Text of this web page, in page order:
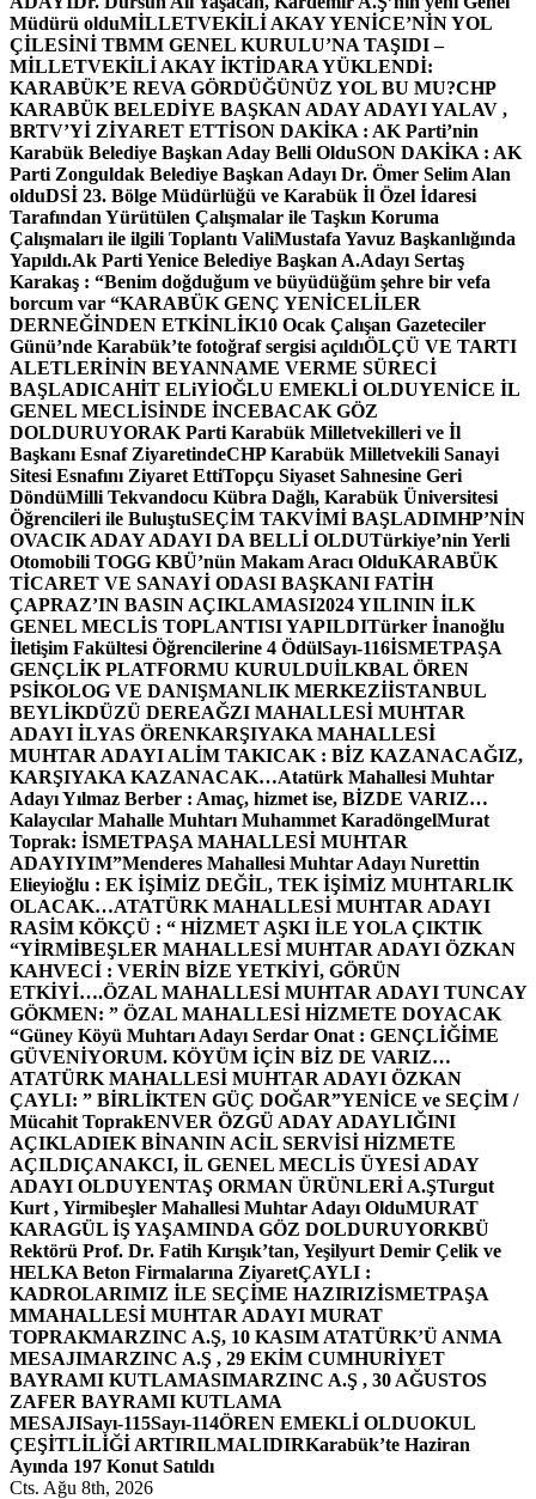
Müdürü olduMİLLETVEKİLİ AKAY YENİCE’NİN YOL
ÇİLESİNİ TBMM GENEL KURULU’NA TAŞIDI –
MİLLETVEKİLİ AKAY İKTİDARA YÜKLENDİ:
KARABÜK’E REVA GÖRDÜĞÜNÜZ YOL BU MU?CHP
KARABÜK BELEDİYE BAŞKAN ADAY ADAYI YALAV ,
BRTV’Yİ ZİYARET ETTİSON DAKİKA : AK Parti’nin
Karabük Belediye Başkan Aday Belli OlduSON DAKİKA : AK
Parti Zonguldak Belediye Başkan Adayı Dr. Ömer Selim Alan
olduDSİ 23. Bölge Müdürlüğü ve Karabük İl Özel İdaresi
Tarafından Yürütülen Çalışmalar ile Taşkın Koruma
Çalışmaları ile ilgili Toplantı ValiMustafa Yavuz Başkanlığında
Yapıldı.Ak Parti Yenice Belediye Başkan A.Adayı Sertaş
Karakaş : “Benim doğduğum ve büyüdüğüm şehre bir vefa
borcum var “KARABÜK GENÇ YENİCELİLER
DERNEĞİNDEN ETKİNLİK10 Ocak Çalışan Gazeteciler
Günü’nde Karabük’te fotoğraf sergisi açıldıÖLÇÜ VE TARTI
ALETLERİNİN BEYANNAME VERME SÜRECİ
BAŞLADICAHİT ELiYİOĞLU EMEKLİ OLDUYENİCE İL
GENEL MECLİSİNDE İNCEBACAK GÖZ
DOLDURUYORAK Parti Karabük Milletvekilleri ve İl
Başkanı Esnaf ZiyaretindeCHP Karabük Milletvekili Sanayi
Sitesi Esnafını Ziyaret EttiTopçu Siyaset Sahnesine Geri
DöndüMilli Tekvandocu Kübra Dağlı, Karabük Üniversitesi
Öğrencileri ile BuluştuSEÇİM TAKVİMİ BAŞLADIMHP’NİN
OVACIK ADAY ADAYI DA BELLİ OLDUTürkiye’nin Yerli
Otomobili TOGG KBÜ’nün Makam Aracı OlduKARABÜK
TİCARET VE SANAYİ ODASI BAŞKANI FATİH
ÇAPRAZ’IN BASIN AÇIKLAMASI2024 YILININ İLK
GENEL MECLİS TOPLANTISI YAPILDITürker İnanoğlu
İletişim Fakültesi Öğrencilerine 4 ÖdülSayı-116İSMETPAŞA
GENÇLİK PLATFORMU KURULDUİLKBAL ÖREN
PSİKOLOG VE DANIŞMANLIK MERKEZİİSTANBUL
BEYLİKDÜZÜ DEREAĞZI MAHALLESİ MUHTAR
ADAYI İLYAS ÖRENKARŞIYAKA MAHALLESİ
MUHTAR ADAYI ALİM TAKICAK : BİZ KAZANACAĞIZ,
KARŞIYAKA KAZANACAK…Atatürk Mahallesi Muhtar
Adayı Yılmaz Berber : Amaç, hizmet ise, BİZDE VARIZ…
Kalaycılar Mahalle Muhtarı Muhammet KaradöngelMurat
Toprak: İSMETPAŞA MAHALLESİ MUHTAR
ADAYIYIM”Menderes Mahallesi Muhtar Adayı Nurettin
Elieyioğlu : EK İŞİMİZ DEĞİL, TEK İŞİMİZ MUHTARLIK
OLACAK…ATATÜRK MAHALLESİ MUHTAR ADAYI
RASİM KÖKÇÜ : “ HİZMET AŞKI İLE YOLA ÇIKTIK
“YİRMİBEŞLER MAHALLESİ MUHTAR ADAYI ÖZKAN
KAHVECİ : VERİN BİZE YETKİYİ, GÖRÜN
ETKİYİ….ÖZAL MAHALLESİ MUHTAR ADAYI TUNCAY
GÖKMEN: ” ÖZAL MAHALLESİ HİZMETE DOYACAK
“Güney Köyü Muhtarı Adayı Serdar Onat : GENÇLİĞİME
GÜVENİYORUM. KÖYÜM İÇİN BİZ DE VARIZ…
ATATÜRK MAHALLESİ MUHTAR ADAYI ÖZKAN
ÇAYLI: ” BİRLİKTEN GÜÇ DOĞAR”YENİCE ve SEÇİM /
Mücahit ToprakENVER ÖZGÜ ADAY ADAYLIĞINI
AÇIKLADIEK BİNANIN ACİL SERVİSİ HİZMETE
AÇILDIÇANAKCI, İL GENEL MECLİS ÜYESİ ADAY
ADAYI OLDUYENTAŞ ORMAN ÜRÜNLERİ A.ŞTurgut
Kurt , Yirmibeşler Mahallesi Muhtar Adayı OlduMURAT
KARAGÜL İŞ YAŞAMINDA GÖZ DOLDURUYORKBÜ
Rektörü Prof. Dr. Fatih Kırışık’tan, Yeşilyurt Demir Çelik ve
HELKA Beton Firmalarına ZiyaretÇAYLI :
KADROLARIMIZ İLE SEÇİME HAZIRIZİSMETPAŞA
MMAHALLESİ MUHTAR ADAYI MURAT
TOPRAKMARZINC A.Ş, 10 KASIM ATATÜRK’Ü ANMA
MESAJIMARZINC A.Ş , 29 EKİM CUMHURİYET
BAYRAMI KUTLAMASIMARZINC A.Ş , 30 AĞUSTOS
ZAFER BAYRAMI KUTLAMA
MESAJISayı-115Sayı-114ÖREN EMEKLİ OLDUOKUL
ÇEŞİTLİLİĞİ ARTIRILMALIDIRKarabük’te Haziran
Ayında 197 Konut Satıldı
Cts. Ağu 8th, 2026